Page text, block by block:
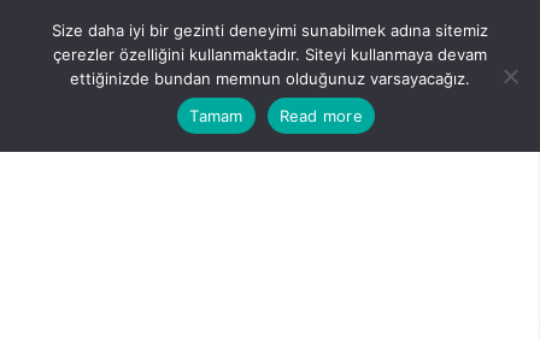
content
Menu
Size daha iyi bir gezinti deneyimi sunabilmek adına sitemiz
çerezler özelliğini kullanmaktadır. Siteyi kullanmaya devam
ettiğinizde bundan memnun olduğunuz varsayacağız.
Tamam
Read more